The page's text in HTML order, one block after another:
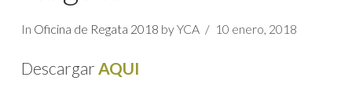
In Oficina de Regata 2018 by YCA 10 enero, 2018
Descargar AQUI